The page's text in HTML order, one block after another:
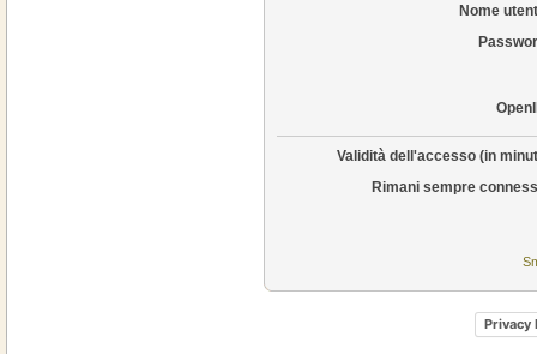
Nome
Validità dell'accesso (in
Rimani sempre
Privacy